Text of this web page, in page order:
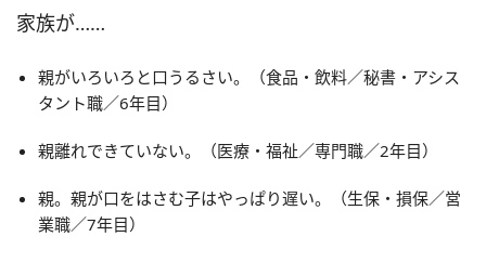
家族が……
親がいろいろと口うるさい。（食品・飲料／秘書・アシス
タント職／6年目）
親離れできていない。（医療・福祉／専門職／2年目）
親。親が口をはさむ子はやっぱり遅い。（生保・損保／営
業職／7年目）